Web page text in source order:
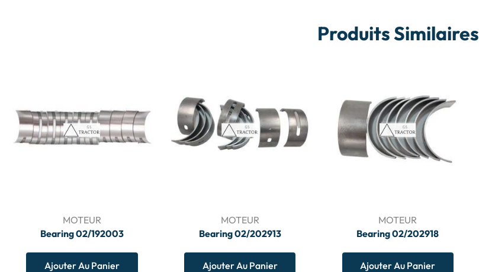
Produits Similaires
MOTEUR
Bearing 02/192003
Ajouter Au Panier
MOTEUR
Bearing 02/202913
Ajouter Au Panier
MOTEUR
Bearing 02/202918
Ajouter Au Panier